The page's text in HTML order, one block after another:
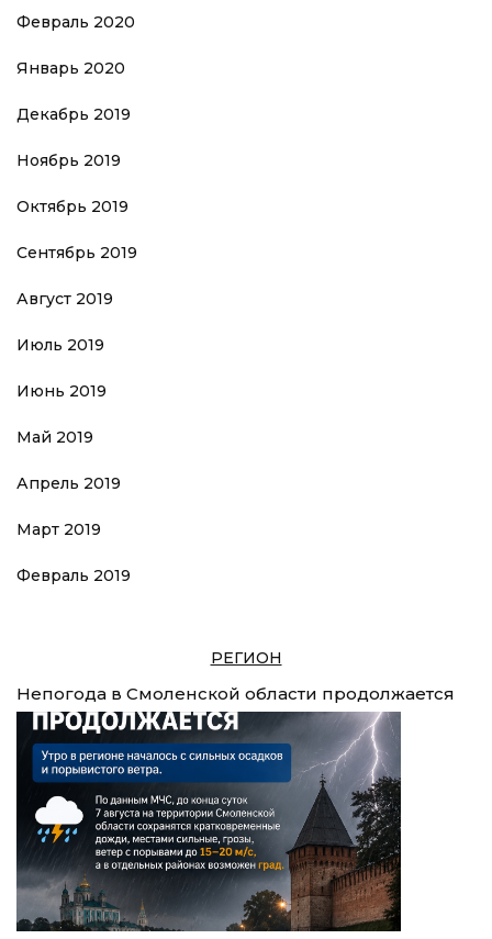
Февраль 2020
Январь 2020
Декабрь 2019
Ноябрь 2019
Октябрь 2019
Сентябрь 2019
Август 2019
Июль 2019
Июнь 2019
Май 2019
Апрель 2019
Март 2019
Февраль 2019
РЕГИОН
Непогода в Смоленской области продолжается